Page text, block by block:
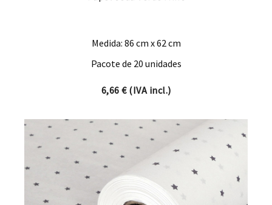
Medida: 86 cm x 62 cm
Pacote de 20 unidades
6,66 €(IVA incl.)